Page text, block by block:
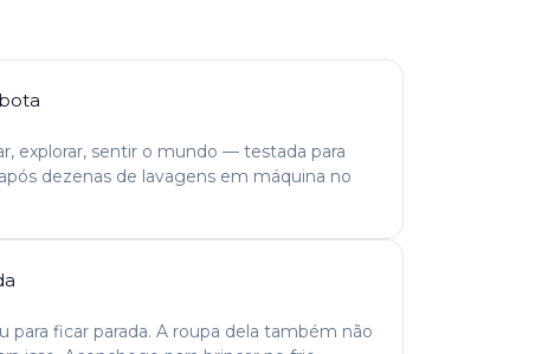
explorar, sentir o mundo — testada para
dezenas de lavagens em máquina no
para ficar parada. A roupa dela também não